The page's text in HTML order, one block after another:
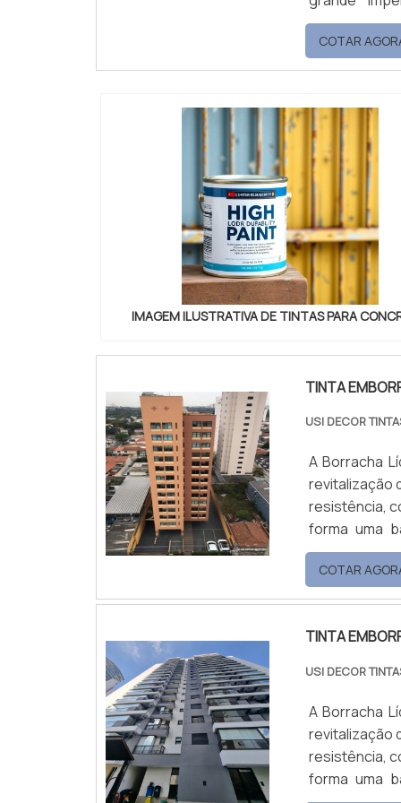
resistência a
COTAR
IMAGEM ILUSTRATIVA DE TINTAS PARA
TINTA
USI DECOR
A Borracha
revitalização
resistência,
forma uma
internas. O
solares,
saudáveis.
COTAR
TINTA
USI DECOR
A Borracha
revitalização
resistência,
forma uma